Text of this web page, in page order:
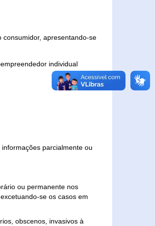
apresentando-se
individual
parcialmente ou
ou permanente nos
se os casos em
obscenos, invasivos à